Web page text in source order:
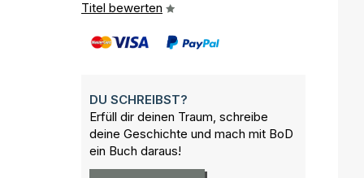
Titel bewerten
DU SCHREIBST?
Erfüll dir deinen Traum, schreibe
deine Geschichte und mach mit BoD
ein Buch daraus!